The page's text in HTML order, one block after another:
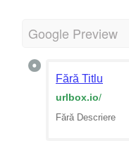
Google Preview
Fără Titlu
urlbox.io/
Fără Descriere